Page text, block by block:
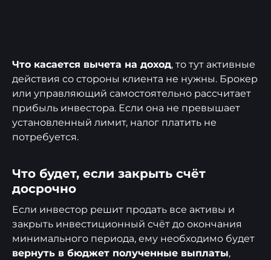
Что касается вычета на доход, то тут активные
действия со стороны клиента не нужны. Брокер
или управляющий самостоятельно рассчитает
прибыль инвестора. Если она не превышает
установленный лимит, налог платить не
потребуется.
Что будет, если закрыть счёт
досрочно
Если инвестор решит продать все активы и
закрыть инвестиционный счёт до окончания
минимального периода, ему необходимо будет
вернуть в бюджет полученные выплаты,